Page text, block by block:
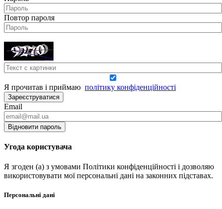
Повтор пароля
Я прочитав і приймаю політику конфіденційності
Зареєструватися
Email
Відновити пароль
Угода користувача
Я згоден (а) з умовами Політики конфіденційності і дозволяю
використовувати мої персональні дані на законних підставах.
Персональні дані